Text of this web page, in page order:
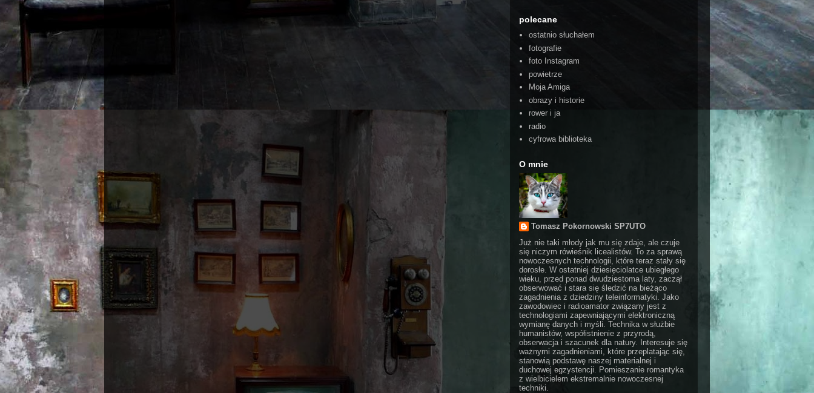
polecane
ostatnio słuchałem
fotografie
foto Instagram
powietrze
Moja Amiga
obrazy i historie
rower i ja
radio
cyfrowa biblioteka
O mnie
Tomasz Pokornowski SP7UTO
Już nie taki młody jak mu się zdaje, ale czuje
się niczym rówieśnik licealistów. To za sprawą
nowoczesnych technologii, które teraz stały się
dorosłe. W ostatniej dziesięciolatce ubiegłego
wieku, przed ponad dwudziestoma laty, zaczął
obserwować i stara się śledzić na bieżąco
zagadnienia z dziedziny teleinformatyki. Jako
zawodowiec i radioamator związany jest z
technologiami zapewniającymi elektroniczną
wymianę danych i myśli. Technika w służbie
humanistów, współistnienie z przyrodą,
obserwacja i szacunek dla natury. Interesuje się
ważnymi zagadnieniami, które przeplatając się,
stanowią podstawę naszej materialnej i
duchowej egzystencji. Pomieszanie romantyka
z wielbicielem ekstremalnie nowoczesnej
techniki.